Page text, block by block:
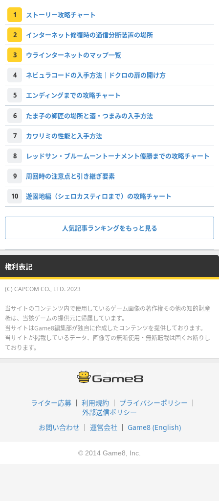
1 ストーリー攻略チャート
2 インターネット修復時の通信分断装置の場所
3 ウラインターネットのマップ一覧
4 ネビュラコードの入手方法｜ドクロの扉の開け方
5 エンディングまでの攻略チャート
6 たま子の師匠の場所と酒・つまみの入手方法
7 カワリミの性能と入手方法
8 レッドサン・ブルームーントーナメント優勝までの攻略チャート
9 周回時の注意点と引き継ぎ要素
10 遊園地編（シェロカスティロまで）の攻略チャート
人気記事ランキングをもっと見る
権利表記
(C) CAPCOM CO., LTD. 2023
当サイトのコンテンツ内で使用しているゲーム画像の著作権その他の知的財産
権は、当該ゲームの提供元に帰属しています。
当サイトはGame8編集部が独自に作成したコンテンツを提供しております。
当サイトが掲載しているデータ、画像等の無断使用・無断転載は固くお断りし
ております。
ライター応募 利用規約
プライバシーポリシー
外部送信ポリシー
お問い合わせ
運営会社 Game8 (English)
© 2014 Game8, Inc.